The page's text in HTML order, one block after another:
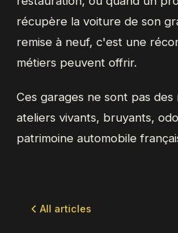
récupère la voiture de son
remise à neuf, c'est une
métiers peuvent offrir.
Ces garages ne sont pas des
ateliers vivants, bruyants,
patrimoine automobile
All articles